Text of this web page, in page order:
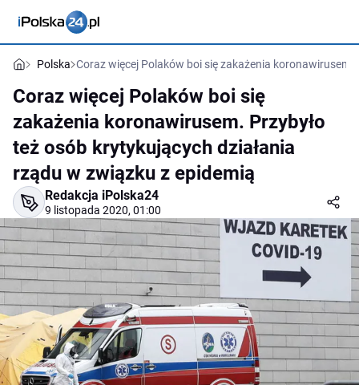
Polska Coraz więcej Polaków boi się zakażenia
Coraz więcej Polaków boi się
zakażenia koronawirusem. Przybyło
też osób krytykujących działania
rządu w związku z epidemią
Redakcja iPolska24
9 listopada 2020, 01:00